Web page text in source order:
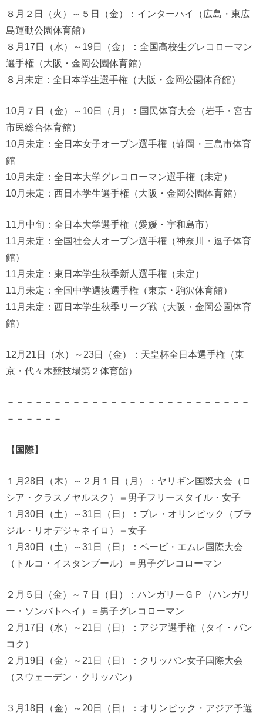
８月２日（火）～５日（金）：インターハイ（広島・東広
島運動公園体育館）
８月17日（水）～19日（金）：全国高校生グレコローマン
選手権（大阪・金岡公園体育館）
８月未定：全日本学生選手権（大阪・金岡公園体育館）
10月７日（金）～10日（月）：国民体育大会（岩手・宮古
市民総合体育館）
10月未定：全日本女子オープン選手権（静岡・三島市体育
館
10月未定：全日本大学グレコローマン選手権（未定）
10月未定：西日本学生選手権（大阪・金岡公園体育館）
11月中旬：全日本大学選手権（愛媛・宇和島市）
11月未定：全国社会人オープン選手権（神奈川・逗子体育
館）
11月未定：東日本学生秋季新人選手権（未定）
11月未定：全国中学選抜選手権（東京・駒沢体育館）
11月未定：西日本学生秋季リーグ戦（大阪・金岡公園体育
館）
12月21日（水）～23日（金）：天皇杯全日本選手権（東
京・代々木競技場第２体育館）
－－－－－－－－－－－－－－－－－－－－－－－－－－
－－－－－－
【国際】
１月28日（木）～２月１日（月）：ヤリギン国際大会（ロ
シア・クラスノヤルスク）＝男子フリースタイル・女子
１月30日（土）～31日（日）：プレ・オリンピック（ブラ
ジル・リオデジャネイロ）＝女子
１月30日（土）～31日（日）：ベービ・エムレ国際大会
（トルコ・イスタンブール）＝男子グレコローマン
２月５日（金）～７日（日）：ハンガリーＧＰ（ハンガリ
ー・ソンバトヘイ）＝男子グレコローマン
２月17日（水）～21日（日）：アジア選手権（タイ・バン
コク）
２月19日（金）～21日（日）：クリッパン女子国際大会
（スウェーデン・クリッパン）
３月18日（金）～20日（日）：オリンピック・アジア予選